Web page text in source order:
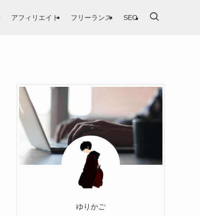
アフィリエイト フリーランス SEO
ゆりかご